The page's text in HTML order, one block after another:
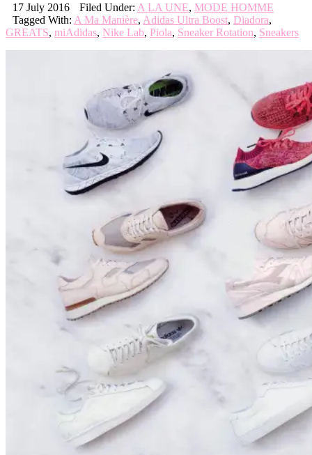
17 July 2016 Filed Under: A LA UNE, MODE HOMME
Tagged With: A Ma Manière, Adidas Ultra Boost, Diadora,
GREATS, miAdidas, Nike Lab, Piola, Sneaker Rotation, Sneakers